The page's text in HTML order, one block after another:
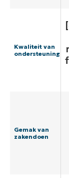
Kwaliteit van
ondersteuning
Gemak van
zakendoen